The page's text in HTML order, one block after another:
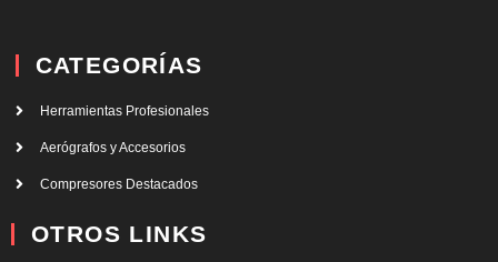
CATEGORÍAS
Herramientas Profesionales
Aerógrafos y Accesorios
Compresores Destacados
OTROS LINKS